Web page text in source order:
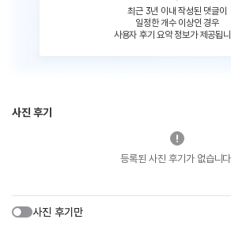
최근 3년 이내 작성된 댓글이
일정한 개수 이상인 경우
사용자 후기 요약 정보가 제공됩
사진 후기
등록된 사진 후기가 없습니
사진 후기만